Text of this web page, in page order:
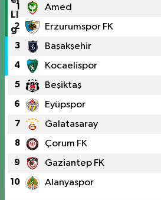
1 Amed
2 Erzurumspor FK
3 Başakşehir
4 Kocaelispor
5 Beşiktaş
6 Eyüpspor
7 Galatasaray
8 Çorum FK
9 Gaziantep FK
10 Alanyaspor